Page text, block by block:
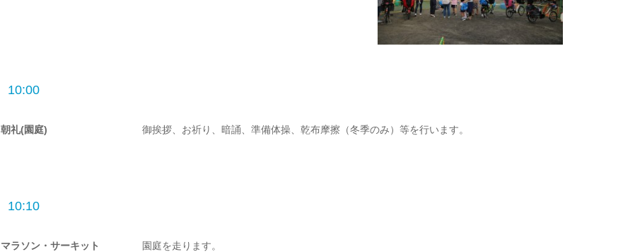
10:00
朝礼(園庭) 御挨拶、お祈り、暗誦、準備体操、乾布摩擦（冬季のみ）等を行います。
10:10
マラソン・サーキット
園庭を走ります。